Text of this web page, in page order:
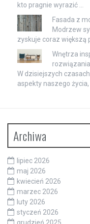
kto pragnie wyrazić …
Fasada z
Modrzew
zyskuje coraz większą
Wnętrza
W dzisiejszych
aspekty naszego
Archiwa
lipiec 2026
maj 2026
kwiecień 2026
marzec 2026
luty 2026
styczeń 2026